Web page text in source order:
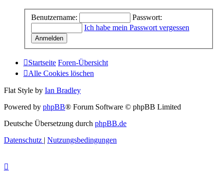
Benutzername:
Passwort:
Ich habe mein Passwort vergessen
Startseite Foren-Übersicht
Alle Cookies löschen
Flat Style by Ian Bradley
Powered by phpBB® Forum Software © phpBB Limited
Deutsche Übersetzung durch phpBB.de
Datenschutz | Nutzungsbedingungen